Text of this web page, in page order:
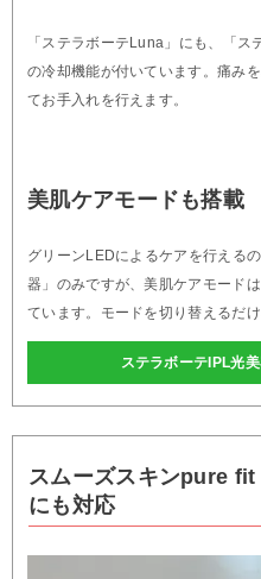
「ステラボーテLuna」にも、「
の冷却機能が付いています。痛み
てお手入れを行えます。
美肌ケアモードも搭載
グリーンLEDによるケアを行える
器」のみですが、美肌ケアモード
ています。モードを切り替えるだ
ステラボーテIPL光
スムーズスキンpure fit
にも対応